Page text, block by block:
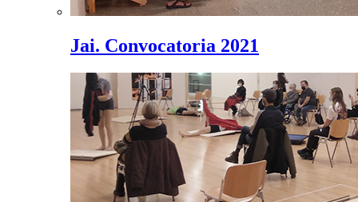
Jai. Convocatoria 2021